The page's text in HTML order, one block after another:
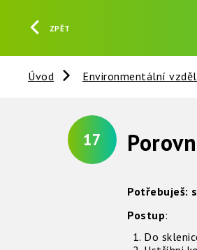
ZPĚT
Úvod Environmentální
17
Potřebuješ:
Postup:
Do